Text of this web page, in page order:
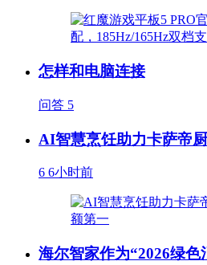
怎样和电脑连接
问答 5
AI智慧烹饪助力卡萨帝
6 6小时前
海尔智家作为“2026绿